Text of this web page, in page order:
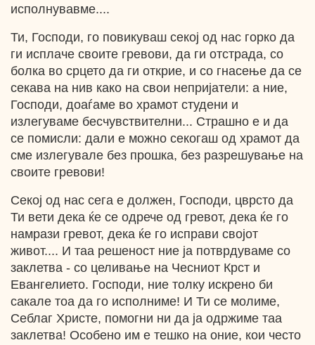
исполнувавме....
Ти, Господи, го повикуваш секој од нас горко да
ги исплаче своите гревови, да ги отстрада, со
болка во срцето да ги открие, и со гнасење да се
секава на нив како на свои непријатели: а ние,
Господи, доаѓаме во храмот студени и
излегуваме бесчувствителни... Страшно е и да
се помисли: дали е можно секогаш од храмот да
сме излегувале без прошка, без разрешување на
своите гревови!
Секој од нас сега е должен, Господи, цврсто да
Ти вети дека ќе се одрече од гревот, дека ќе го
намрази гревот, дека ќе го исправи својот
живот.... И таа решеност ние ја потврдуваме со
заклетва - со целивање на Чесниот Крст и
Евангелието. Господи, ние толку искрено би
сакале тоа да го исполниме! И Ти се молиме,
Себлаг Христе, помогни ни да ја одржиме таа
заклетва! Особено им е тешко на оние, кои често